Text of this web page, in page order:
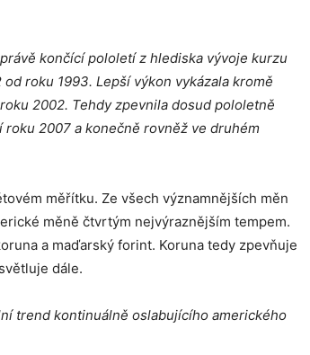
končící pololetí z hlediska vývoje kurzu
roku 1993. Lepší výkon vykázala kromě
2002. Tehdy zpevnila dosud pololetně
2007 a konečně rovněž ve druhém
měřítku. Ze všech významnějších měn
měně čtvrtým nejvýraznějším tempem.
a maďarský forint. Koruna tedy zpevňuje
dále.
trend kontinuálně oslabujícího amerického